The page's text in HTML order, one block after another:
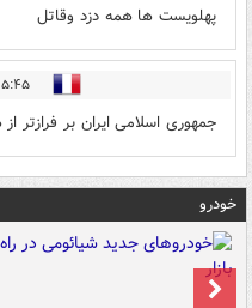
پهلویست ها همه دزد وقاتل
۱۵:۴۵ - ۱۴۰۵/
جمهوری اسلامی ایران بر فرازتر
خودرو